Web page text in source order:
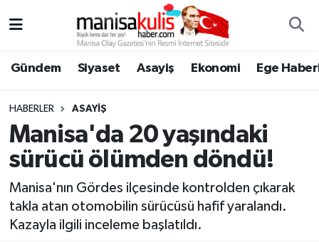
Gündem Siyaset Asayiş Ekonomi Ege
HABERLER ASAYIŞ
Manisa'da 20 yaşındaki
sürücü ölümden döndü!
Manisa'nın Gördes ilçesinde kontrolden çıkarak
takla atan otomobilin sürücüsü hafif yaralandı.
Kazayla ilgili inceleme başlatıldı.
Ege Haberleri
Ekonomi
Genel
Gündem
Resmi İlan
Yunusemre Hava Durumu
Yunusemre Trafik Yoğunluk Haritası
Süper Lig Puan Durumu ve Fikstür
Tüm Manşetler
Son Dakika Haberleri